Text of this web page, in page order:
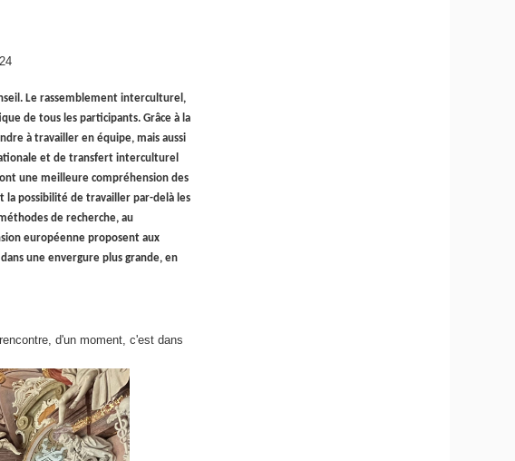
Le rassemblement interculturel,
de tous les participants. Grâce à la
à travailler en équipe, mais aussi
et de transfert interculturel
une meilleure compréhension des
la possibilité de travailler par-delà les
de recherche, au
européenne proposent aux
une envergure plus grande, en
d'un moment, c'est dans